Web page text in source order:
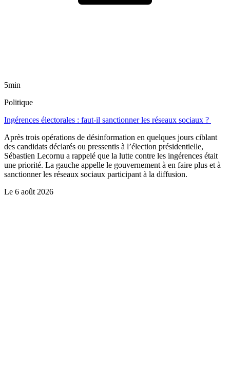
5min
Politique
Ingérences électorales : faut-il sanctionner les réseaux sociaux ?
Après trois opérations de désinformation en quelques jours ciblant
des candidats déclarés ou pressentis à l’élection présidentielle,
Sébastien Lecornu a rappelé que la lutte contre les ingérences était
une priorité. La gauche appelle le gouvernement à en faire plus et à
sanctionner les réseaux sociaux participant à la diffusion.
Le 6 août 2026